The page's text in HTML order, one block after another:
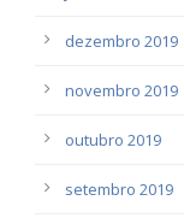
dezembro 2019
novembro 2019
outubro 2019
setembro 2019